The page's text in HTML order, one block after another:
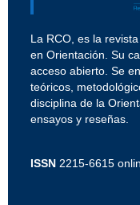
La RCO, es la
en Orientación. Su
acceso abierto. Se
teóricos,
disciplina de la
ensayos y reseñas.
ISSN 2215-6615